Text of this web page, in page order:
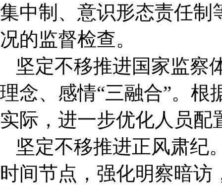
集中制、意识形态责任制
况的监督检查。
坚定不移推进国家监察
理念、感情“三融合”。根
实际，进一步优化人员配
坚定不移推进正风肃纪
时间节点，强化明察暗